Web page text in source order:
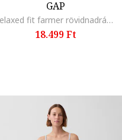
GAP
Relaxed fit farmer rövidnadrág, Fekete,
18.499 Ft